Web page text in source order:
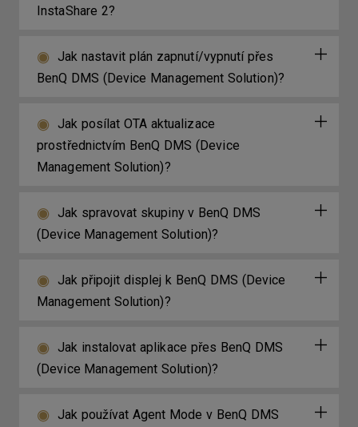
InstaShare 2?
Jak nastavit plán zapnutí/vypnutí přes
BenQ DMS (Device Management Solution)?
Jak posílat OTA aktualizace
prostřednictvím BenQ DMS (Device
Management Solution)?
Jak spravovat skupiny v BenQ DMS
(Device Management Solution)?
Jak připojit displej k BenQ DMS (Device
Management Solution)?
Jak instalovat aplikace přes BenQ DMS
(Device Management Solution)?
Jak používat Agent Mode v BenQ DMS